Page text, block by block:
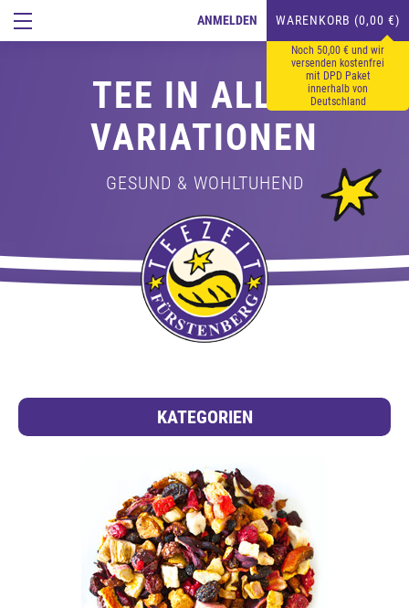
ANMELDEN WARENKORB (0,00 €)
Noch 50,00 € und wir
versenden kostenfrei
mit DPD Paket
innerhalb von
Deutschland
TEE IN ALLEN
VARIATIONEN
GESUND & WOHLTUHEND
KATEGORIEN